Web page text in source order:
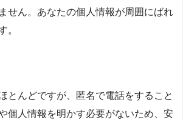
せん。あなたの個人情報が周囲にばれ
。
とんどですが、匿名で電話をすること
個人情報を明かす必要がないため、安